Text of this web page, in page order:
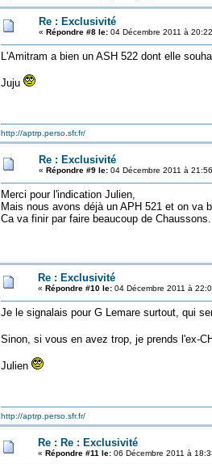
Re : Exclusivité
« Répondre #8 le:04 Décembre 2011 à
L'Amitram a bien un ASH 522 dont elle
Juju
http://aptrp.perso.sfr.fr/
Re : Exclusivité
« Répondre #9 le:04 Décembre 2011 à
Merci pour l'indication Julien,
Mais nous avons déjà un APH 521 et on va
Ca va finir par faire beaucoup de
Re : Exclusivité
« Répondre #10 le:04 Décembre 2011 à
Je le signalais pour G Lemare surtout, qui
Sinon, si vous en avez trop, je prends l'ex-
Julien
http://aptrp.perso.sfr.fr/
Re : Re : Exclusivité
« Répondre #11 le:06 Décembre 2011 à